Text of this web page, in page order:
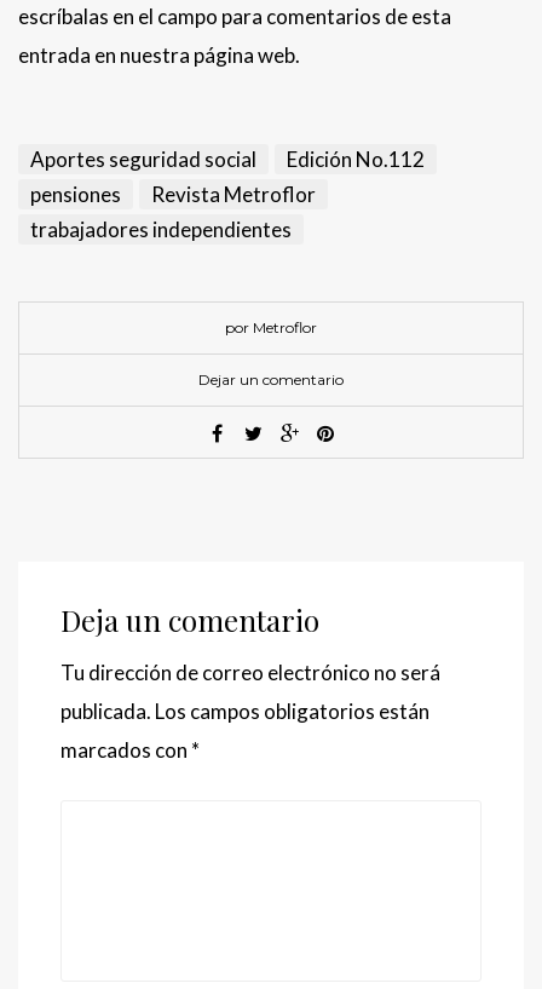
escríbalas en el campo para comentarios de esta
entrada en nuestra página web.
Aportes seguridad social
Edición No.112
pensiones
Revista Metroflor
trabajadores independientes
por Metroflor
Dejar un comentario
Deja un comentario
Tu dirección de correo electrónico no será
publicada. Los campos obligatorios están
marcados con *